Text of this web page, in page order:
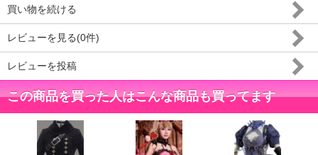
買い物を続ける
レビューを見る(0件)
レビューを投稿
この商品を買った人はこんな商品も買ってます